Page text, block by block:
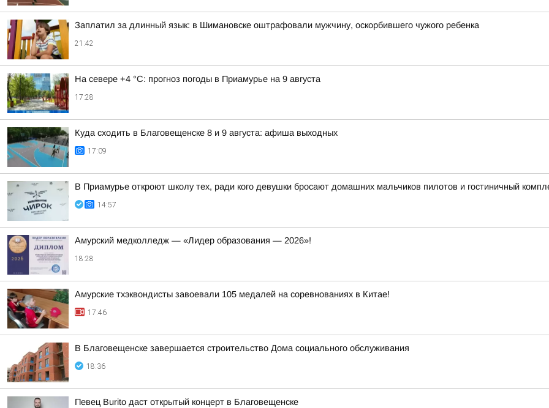
Заплатил за длинный язык: в Шимановске оштрафовали мужчину, оскорбившего чужого ребенка
21:42
На севере +4 °С: прогноз погоды в Приамурье на 9 августа
17:28
Куда сходить в Благовещенске 8 и 9 августа: афиша выходных
17:09
В Приамурье откроют школу тех, ради кого девушки бросают домашних мальчиков пилотов и гостиничный
14:57
Амурский медколледж — «Лидер образования — 2026»!
18:28
Амурские тхэквондисты завоевали 105 медалей на соревнованиях в Китае!
17:46
В Благовещенске завершается строительство Дома социального обслуживания
18:36
Певец Burito даст открытый концерт в Благовещенске